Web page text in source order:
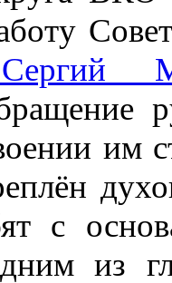
им
с
из